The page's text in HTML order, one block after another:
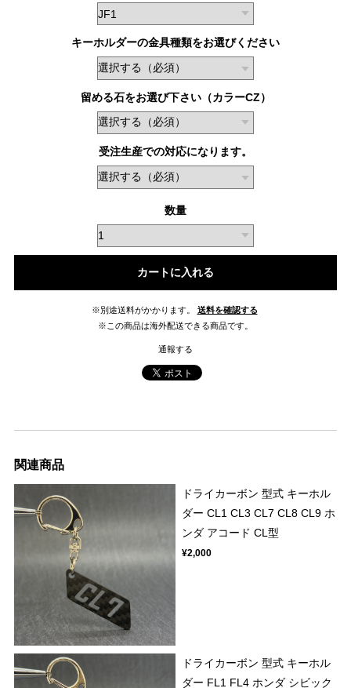
キーホルダーの金具種類をお選びください
留める石をお選び下さい（カラーCZ）
受注生産での対応になります。
数量
カートに入れる
※別途送料がかかります。
送料を確認する
※この商品は海外配送できる商品です。
通報する
関連商品
ドライカーボン 型式 キーホル
ダー CL1 CL3 CL7 CL8 CL9 ホ
ンダ アコード CL型
¥2,000
ドライカーボン 型式 キーホル
ダー FL1 FL4 ホンダ シビック